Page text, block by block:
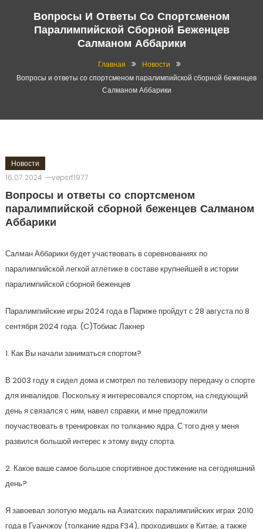
Вопросы И Ответы Со Спортсменом
Паралимпийской Сборной Беженцев
Салманом Аббарики
Главная
Новости
Вопросы и ответы со спортсменом паралимпийской сборной беженцев
Салманом Аббарики
Новости
16.07.2024
vepsrf1977
Вопросы и ответы со спортсменом
паралимпийской сборной беженцев Салманом
Аббарики
Салман Аббарики будет участвовать в соревнованиях по
паралимпийской легкой атлетике в составе крупнейшей в истории
паралимпийской сборной беженцев
Паралимпийские игры 2024 года в Париже пройдут с 28 августа по 8
сентября 2024 года. (C)Тобиас Лакнер
1. Как Вы начали заниматься спортом?
В 2003 году я сидел дома и смотрел по телевизору передачу о спорте
для инвалидов. Поскольку я интересовался спортом, на следующий
день я связался с ним, навел справки, и мне предложили
поучаствовать в тренировках по толканию ядра. С того дня у меня
развился большой интерес к этому виду спорта.
2. Какое ваше самое большое спортивное достижение на сегодняшний
день?
Я завоевал золотую медаль на Азиатских паралимпийских играх 2010
года в Гуанчжоу (толкание ядра F34), проходивших в Китае, а также